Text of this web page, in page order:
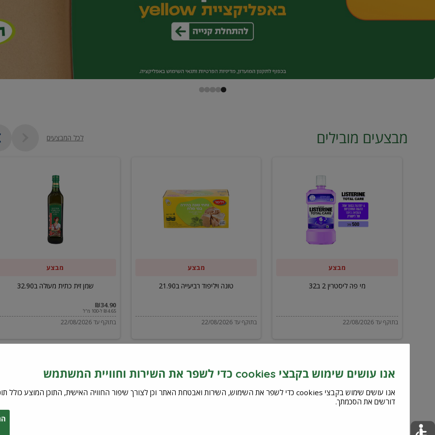
מבצעים מובילים לכל המבצעים
ליסטרין
מבצע
מי פה ליסטרין 2 ב32
בתוקף עד 22/08/2026
ויליפוד
רביעייה
מבצע
טונה ויליפוד רביעייה ב21.90
בתוקף עד 22/08/2026
מבצע
שמן זית כתית מעולה ב32.90
₪34.90
₪4.65 ל-100 מ"ל
בתוקף עד 22/08/2026
אנו עושים שימוש בקבצי cookies כדי לשפר את השירות וחוויית המשתמש
דורשים את הסכמתך.